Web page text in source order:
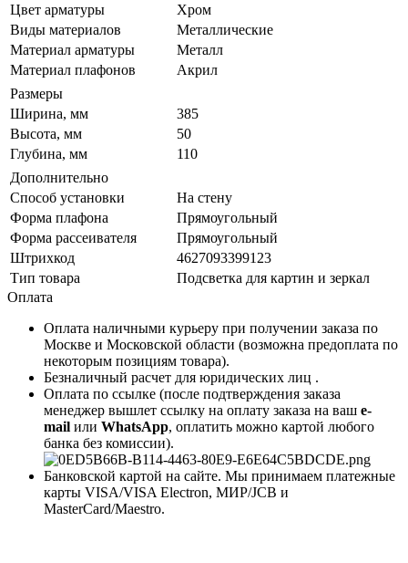
Цвет арматуры
Хром
Виды материалов
Металлические
Материал арматуры
Металл
Материал плафонов
Акрил
Размеры
Ширина, мм
385
Высота, мм
50
Глубина, мм
110
Дополнительно
Способ установки
На стену
Форма плафона
Прямоугольный
Форма рассеивателя
Прямоугольный
Штрихкод
4627093399123
Тип товара
Подсветка для картин и зеркал
Оплата
Оплата наличными курьеру при получении заказа по
Москве и Московской области (возможна предоплата по
некоторым позициям товара).
Безналичный расчет для юридических лиц .
Оплата по ссылке (после подтверждения заказа
менеджер вышлет ссылку на оплату заказа на ваш e-
mail или WhatsApp, оплатить можно картой любого
банка без комиссии).
Банковской картой на сайте. Мы принимаем платежные
карты VISA/VISA Electron, МИР/JCB и
MasterCard/Maestro.